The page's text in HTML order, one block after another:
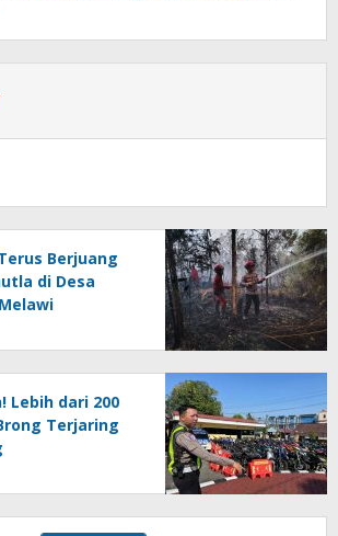
Berjuang
di Desa
Lebih dari 200
Terjaring